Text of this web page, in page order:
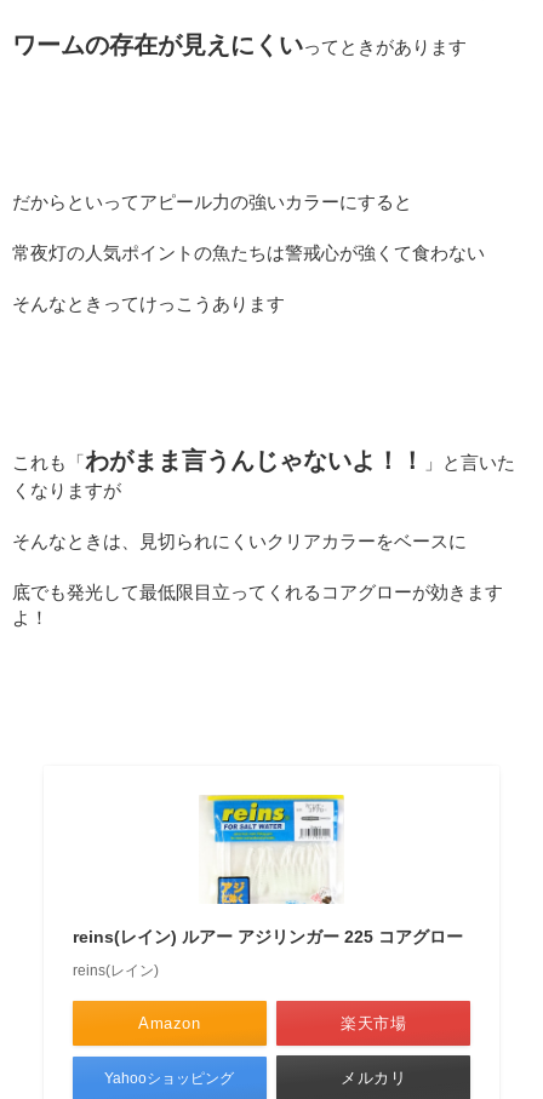
ワームの存在が見えにくいってときがあります
だからといってアピール力の強いカラーにすると
常夜灯の人気ポイントの魚たちは警戒心が強くて食わない
そんなときってけっこうあります
これも「わがまま言うんじゃないよ！！
」と言いた
くなりますが
そんなときは、見切られにくいクリアカラーをベースに
底でも発光して最低限目立ってくれるコアグローが効きます
よ！
reins(レイン) ルアー アジリンガー 225 コアグロー
reins(レイン)
Amazon 楽天市場
Yahooショッピング メルカリ